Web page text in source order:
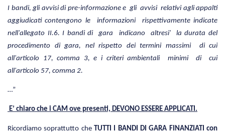
I bandi, gli avvisi di pre-informazione e gli avvisi relativi agli appalti
aggiudicati contengono le informazioni rispettivamente indicate
nell'allegato II.6. I bandi di gara indicano altresi' la durata del
procedimento di gara, nel rispetto dei termini massimi di cui
all'articolo 17, comma 3, e i criteri ambientali minimi di cui
all'articolo 57, comma 2.
…”
E’ chiaro che i CAM ove presenti, DEVONO ESSERE APPLICATI.
Ricordiamo soprattutto che TUTTI I BANDI DI GARA FINANZIATI con